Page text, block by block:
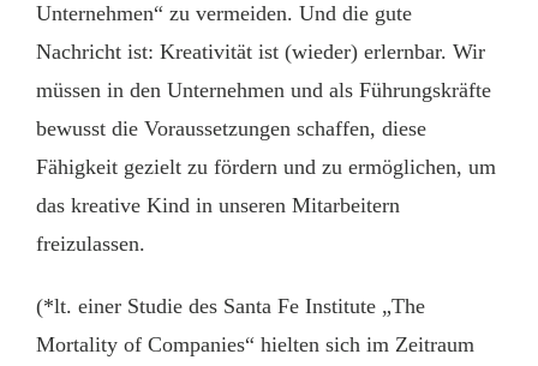
Unternehmen“ zu vermeiden. Und die gute
Nachricht ist: Kreativität ist (wieder) erlernbar. Wir
müssen in den Unternehmen und als Führungskräfte
bewusst die Voraussetzungen schaffen, diese
Fähigkeit gezielt zu fördern und zu ermöglichen, um
das kreative Kind in unseren Mitarbeitern
freizulassen.
(*lt. einer Studie des Santa Fe Institute „The
Mortality of Companies“ hielten sich im Zeitraum